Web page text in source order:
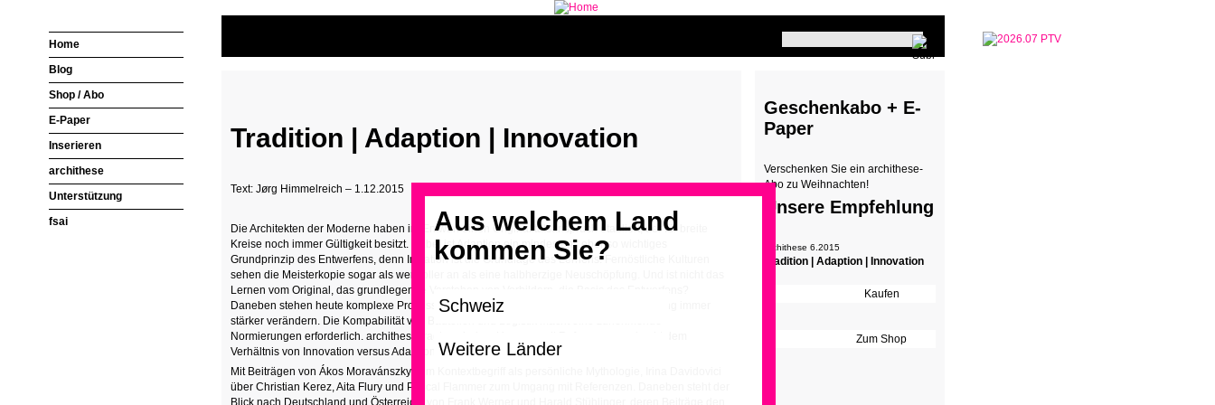
Aus welchem Land
kommen Sie?
Tradition | Adaption | Innovation
Text: Jørg Himmelreich – 1.12.2015
Die Architekten der Moderne haben im Entwurf einen Originalitätsanspruch etabliert, der für breite
Kreise noch immer Gültigkeit besitzt. Dabei ist Adaption ein mindestens ebenso wichtiges
Grundprinzip des Entwerfens, denn Imitation ist die Grundlage des Lernens. Fernöstliche Kulturen
sehen die Meisterkopie sogar als wertvoller an als eine halbherzige Neuschöpfung. Und ist nicht das
Lernen vom Original, das grundlegende Verstehen von Vorbildern, die Basis des Entwerfens?
Daneben stehen heute komplexe Prozesse in der Bauausführung, die die Entwurfsplanung immer
stärker verändern. Die Kompabilität von Bauteilen und Logistik macht eine zunehmende
Normierungen erforderlich. archithese fragt nach dem Umgang mit Referenzen und geht dem
Verhältnis von Innovation versus Adaption in Entwurf, Konstruktion und Forschung nach.
Mit Beiträgen von Ákos Moravánszky zum Kontextbegriff als persönliche Mythologie, Irina Davidovici
über Christian Kerez, Aita Flury und Pascal Flammer zum Umgang mit Referenzen. Daneben steht der
Blick nach Deutschland und Österreich, von Frank Werner und Harald Stühlinger, deren Beiträge den
Geschenkabo + E-
Paper
Verschenken Sie ein archithese-
Abo zu Weihnachten!
Unsere Empfehlung
archithese 6.2015
Tradition | Adaption | Innovation
Home
Blog
Shop / Abo
E-Paper
Inserieren
archithese
Unterstützung
fsai